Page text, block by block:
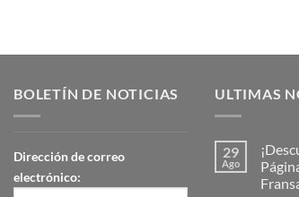
BOLETÍN DE NOTICIAS
Dirección de correo
electrónico:
ULTIMAS
29
Ago